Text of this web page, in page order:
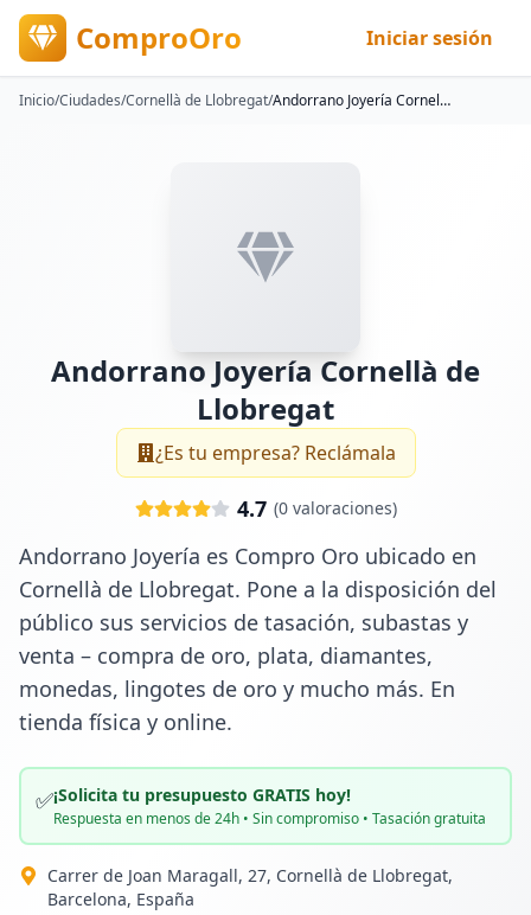
ComproOro Iniciar sesión
Inicio/Ciudades/Cornellà de Llobregat/ Andorrano Joyería Cornellà de Llobregat
Andorrano Joyería Cornellà de
Llobregat
¿Es tu empresa? Reclámala
4.7 (0valoraciones)
Andorrano Joyería es Compro Oro ubicado en
Cornellà de Llobregat. Pone a la disposición del
público sus servicios de tasación, subastas y
venta – compra de oro, plata, diamantes,
monedas, lingotes de oro y mucho más. En
tienda física y online.
✅¡Solicita tu presupuesto GRATIS hoy!
Respuesta en menos de 24h • Sin compromiso • Tasación gratuita
Carrer de Joan Maragall, 27, Cornellà de Llobregat,
Barcelona, España